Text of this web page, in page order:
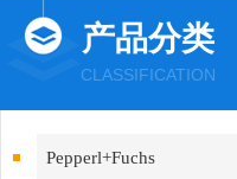
产品分类
CLASSIFICATION
Pepperl+Fuchs